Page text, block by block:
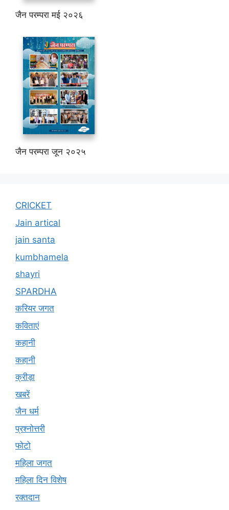
जैन परम्परा मई २०२६
जैन परम्परा जून २०२५
CRICKET
Jain artical
jain santa
kumbhamela
shayri
SPARDHA
करियर जगत
कविताएं
कहानी
कहानी
क्रीड़ा
खबरें
जैन धर्म
प्रश्नोत्तरी
फोटो
महिला जगत
महिला दिन विशेष
रक्तदान